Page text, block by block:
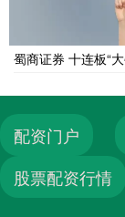
蜀商证券 十连板“
配资门户
股票配资行情